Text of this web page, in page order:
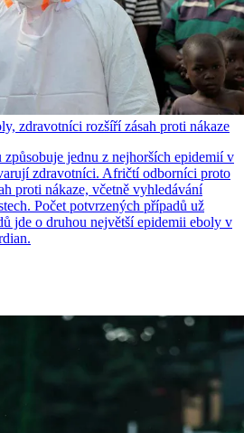
zdravotníci rozšíří zásah proti nákaze
jednu z nejhorších epidemií v
zdravotníci. Afričtí odborníci proto
proti nákaze, včetně vyhledávání
Počet potvrzených případů už
jde o druhou největší epidemii eboly v